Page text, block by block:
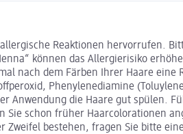
Reaktionen hervorrufen.
können das Allergierisiko
nach dem Färben Ihrer Haare
Phenylenediamine
Anwendung die Haare gut spülen.
Sie schon früher Haarcolorationen
bestehen, fragen Sie bitte